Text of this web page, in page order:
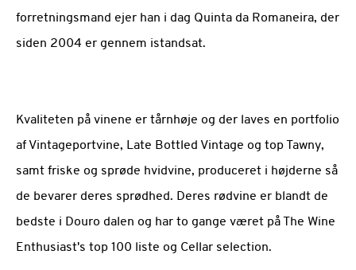
forretningsmand ejer han i dag Quinta da Romaneira, der
siden 2004 er gennem istandsat.
Kvaliteten på vinene er tårnhøje og der laves en portfolio
af Vintageportvine, Late Bottled Vintage og top Tawny,
samt friske og sprøde hvidvine, produceret i højderne så
de bevarer deres sprødhed. Deres rødvine er blandt de
bedste i Douro dalen og har to gange været på The Wine
Enthusiast's top 100 liste og Cellar selection.